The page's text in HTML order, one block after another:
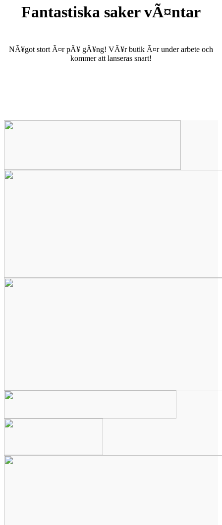
Fantastiska saker vÃ¤ntar
NÃ¥got stort Ã¤r pÃ¥ gÃ¥ng! VÃ¥r butik Ã¤r under arbete och
kommer att lanseras snart!